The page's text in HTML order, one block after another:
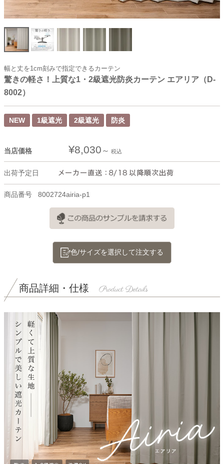
幅と丈を1cm刻みで指定できるカーテン
驚きの軽さ！上質な1・2級遮光防炎カーテン エアリア（D-
8002）
NEW 1級遮光 2級遮光 防炎
当店価格 ¥8,030 税込
出荷予定日
商品番号 8002724airia-p1
色/サイズを選択して注文する
商品詳細・仕様